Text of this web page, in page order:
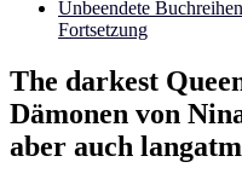
Unbeendete
Fortsetzung
The darkest
Dämonen von
aber auch